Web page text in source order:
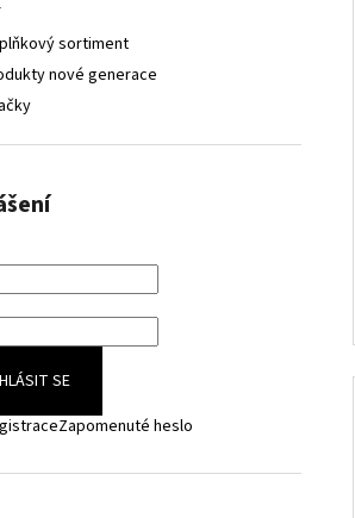
sortiment
nové generace
SE
Zapomenuté heslo
165 Kč